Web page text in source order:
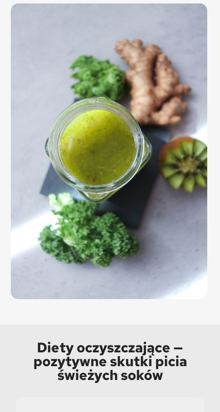
Diety oczyszczające —
pozytywne skutki picia
świeżych soków